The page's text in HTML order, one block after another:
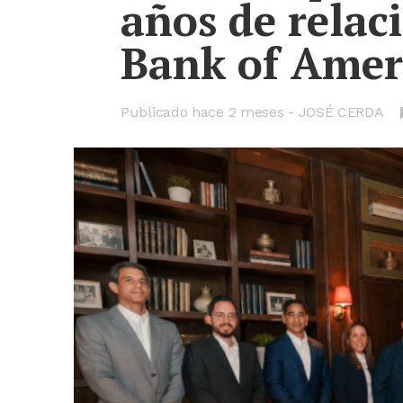
años de
Bank of
Publicado hace 2 meses JOSÉ CERDA